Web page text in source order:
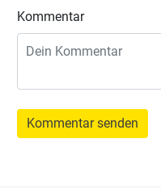
Kommentar
Kommentar senden